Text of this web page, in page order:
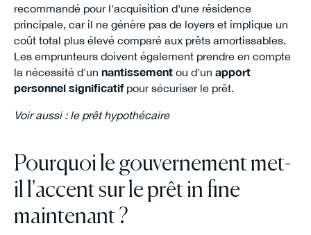
recommandé pour l'acquisition d'une résidence
principale, car il ne génère pas de loyers et implique un
coût total plus élevé comparé aux prêts amortissables.
Les emprunteurs doivent également prendre en compte
la nécessité d'un nantissementou d'un apport
personnel significatifpour sécuriser le prêt.
Voir aussi : le prêt hypothécaire
Pourquoi le gouvernement met-
il l'accent sur le prêt in fine
maintenant ?